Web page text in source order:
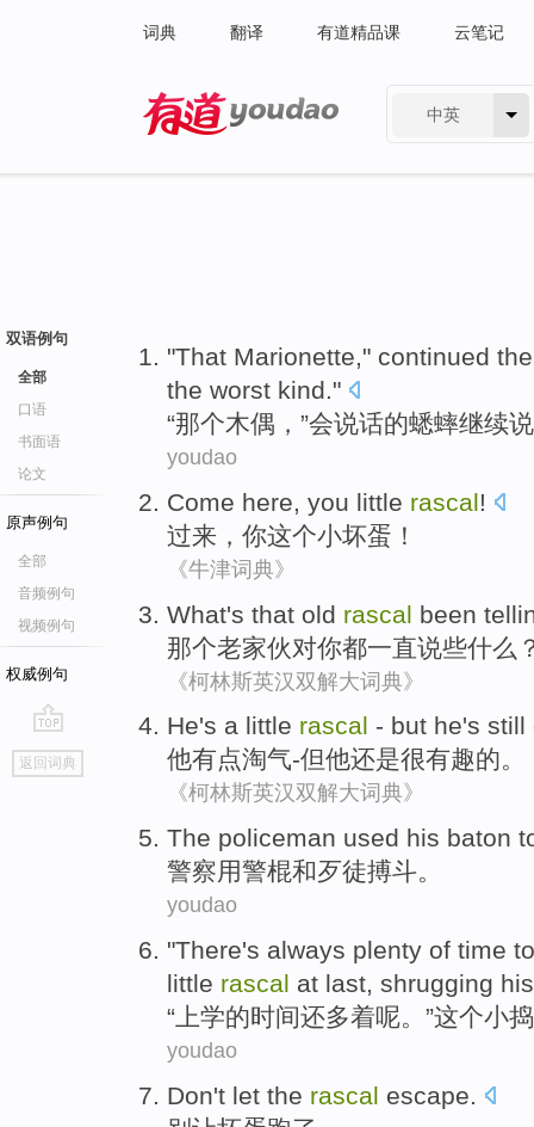
词典 翻译 有道精品课 云笔记
中英
双语例句
全部
口语
书面语
论文
原声例句
全部
音频例句
视频例句
权威例句
go
top
返回词典
"That Marionette," continued
the worst kind."
“那个木偶 ，”会说话的蟋蟀继续说
youdao
Come here, you little rascal!
过来 ， 你这个小坏蛋 ！
《牛津词典》
What's that old rascal been
那个老家伙对你都一直说些什么
《柯林斯英汉双解大词典》
He's a little rascal - but he's still
他有点淘气-但他还是很有趣的。
《柯林斯英汉双解大词典》
The policeman used his baton
警察用警棍和歹徒搏斗。
youdao
"There's always plenty of time
little rascal at last, shrugging
“ 上学的时间还多着呢。”这个小
youdao
Don't let the rascal escape.